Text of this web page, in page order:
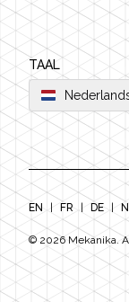
TAAL
EN FR DE
© 2026 Mekanika.